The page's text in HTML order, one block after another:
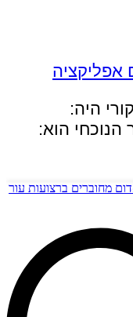
היה:
הנוכחי הוא: